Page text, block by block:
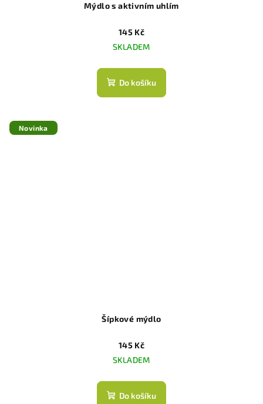
Mýdlo s aktivním uhlím
145 Kč
SKLADEM
Do košíku
Novinka
Šípkové mýdlo
145 Kč
SKLADEM
Do košíku